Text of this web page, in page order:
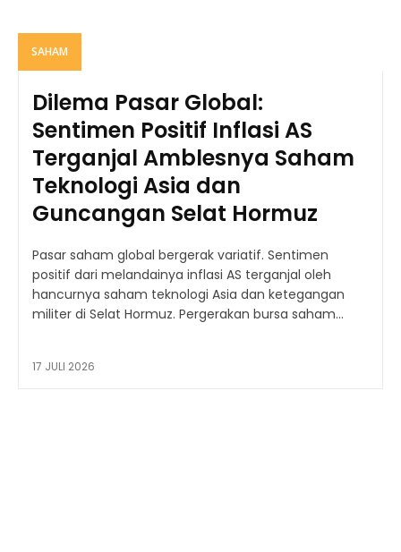
SAHAM
Dilema Pasar Global:
Sentimen Positif Inflasi AS
Terganjal Amblesnya Saham
Teknologi Asia dan
Guncangan Selat Hormuz
Pasar saham global bergerak variatif. Sentimen
positif dari melandainya inflasi AS terganjal oleh
hancurnya saham teknologi Asia dan ketegangan
militer di Selat Hormuz. Pergerakan bursa saham...
17 JULI 2026